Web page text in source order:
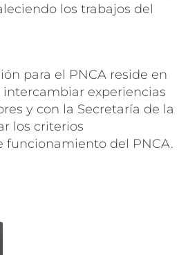
los trabajos del
para el PNCA reside en
experiencias
y con la Secretaría de la
los criterios
funcionamiento del PNCA.